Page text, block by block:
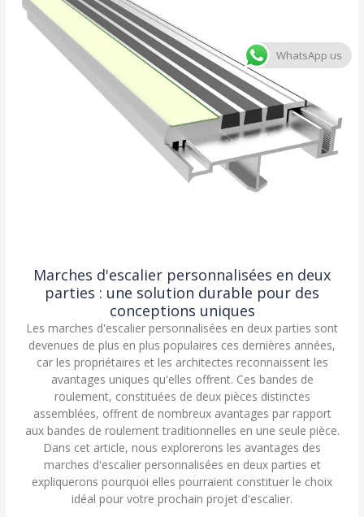
Marches d'escalier personnalisées en deux
parties : une solution durable pour des
conceptions uniques
Les marches d'escalier personnalisées en deux parties sont
devenues de plus en plus populaires ces dernières années,
car les propriétaires et les architectes reconnaissent les
avantages uniques qu'elles offrent. Ces bandes de
roulement, constituées de deux pièces distinctes
assemblées, offrent de nombreux avantages par rapport
aux bandes de roulement traditionnelles en une seule pièce.
Dans cet article, nous explorerons les avantages des
marches d'escalier personnalisées en deux parties et
expliquerons pourquoi elles pourraient constituer le choix
idéal pour votre prochain projet d'escalier.
WhatsApp us